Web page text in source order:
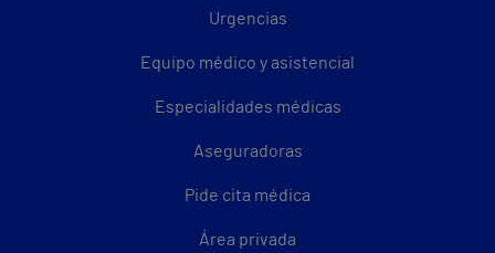
Urgencias
Equipo médico y asistencial
Especialidades médicas
Aseguradoras
Pide cita médica
Área privada